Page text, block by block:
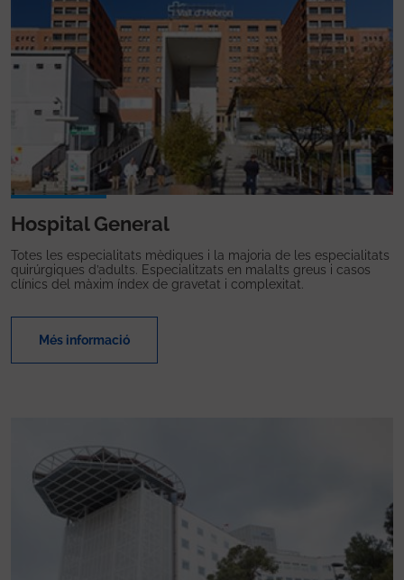
Hospital General
Totes les especialitats mèdiques i la majoria de les especialitats
quirúrgiques d’adults. Especialitzats en malalts greus i casos
clínics del màxim índex de gravetat i complexitat.
Més informació